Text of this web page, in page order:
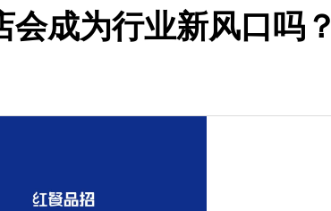
成为行业新风口吗？